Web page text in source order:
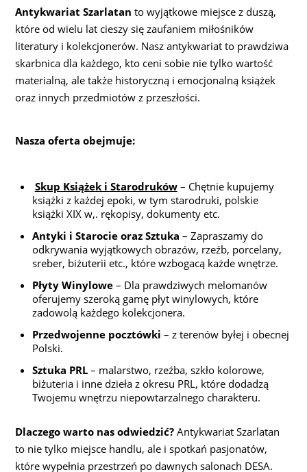
Antykwariat Szarlatan to wyjątkowe miejsce z duszą,
które od wielu lat cieszy się zaufaniem miłośników
literatury i kolekcjonerów. Nasz antykwariat to prawdziwa
skarbnica dla każdego, kto ceni sobie nie tylko wartość
materialną, ale także historyczną i emocjonalną książek
oraz innych przedmiotów z przeszłości.
Nasza oferta obejmuje:
Skup Książek i Starodruków– Chętnie kupujemy
książki z każdej epoki, w tym starodruki, polskie
książki XIX w,. rękopisy, dokumenty etc.
Antyki i Starocie oraz Sztuka – Zapraszamy do
odkrywania wyjątkowych obrazów, rzeźb, porcelany,
sreber, biżuterii etc., które wzbogacą każde wnętrze.
Płyty Winylowe– Dla prawdziwych melomanów
oferujemy szeroką gamę płyt winylowych, które
zadowolą każdego kolekcjonera.
Przedwojenne pocztówki – z terenów byłej i obecnej
Polski.
Sztuka PRL– malarstwo, rzeźba, szkło kolorowe,
biżuteria i inne dzieła z okresu PRL, które dodadzą
Twojemu wnętrzu niepowtarzalnego charakteru.
Dlaczego warto nas odwiedzić? Antykwariat Szarlatan
to nie tylko miejsce handlu, ale i spotkań pasjonatów,
które wypełnia przestrzeń po dawnych salonach DESA.